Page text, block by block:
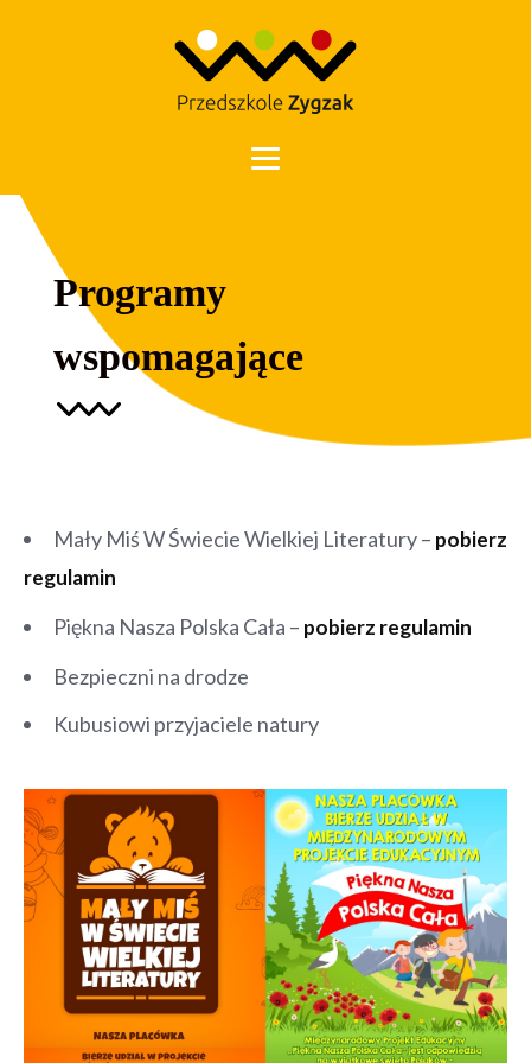
Programy
wspomagające
Mały Miś W Świecie Wielkiej Literatury – pobierz
regulamin
Piękna Nasza Polska Cała – pobierz regulamin
Bezpieczni na drodze
Kubusiowi przyjaciele natury